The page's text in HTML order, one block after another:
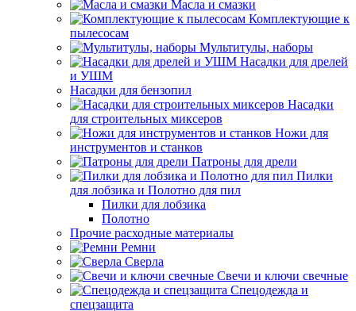
Масла и смазки
Комплектующие к
пылесосам
Мультитулы, наборы
Насадки для дрелей
и УШМ
Насадки для бензопил
Насадки
для строительных миксеров
Ножи для
инструментов и станков
Патроны для дрели
Пилки
для лобзика и Полотно для пил
Пилки для лобзика
Полотно
Прочие расходные материалы
Ремни
Сверла
Свечи и ключи свечные
Спецодежда и
спецзащита